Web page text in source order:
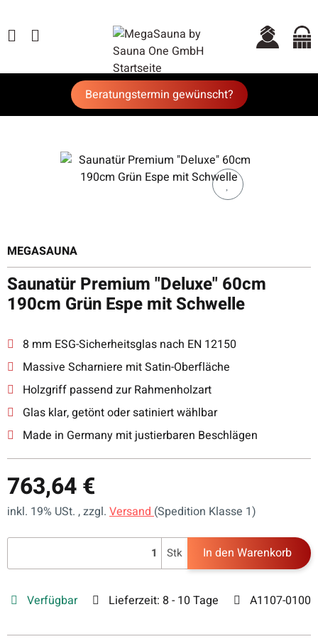
Beratungstermin gewünscht?
MEGASAUNA
Saunatür Premium "Deluxe" 60cm
190cm Grün Espe mit Schwelle
8 mm ESG-Sicherheitsglas nach EN 12150
Massive Scharniere mit Satin-Oberfläche
Holzgriff passend zur Rahmenholzart
Glas klar, getönt oder satiniert wählbar
Made in Germany mit justierbaren Beschlägen
763,64 €
inkl. 19% USt. , zzgl. Versand(Spedition Klasse 1)
Stk In den Warenkorb
Verfügbar Lieferzeit: 8 - 10 Tage A1107-0100